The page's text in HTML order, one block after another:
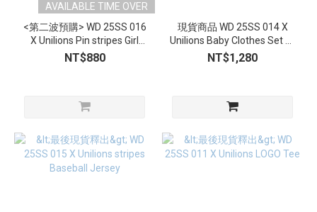
AVAILABLE TIME OVER
<第二波預購> WD 25SS 016
X Unilions Pin stripes Girl
Tee
NT$880
現貨商品 WD 25SS 014 X
Unilions Baby Clothes Set 請
與預購商品分開下單
NT$1,280